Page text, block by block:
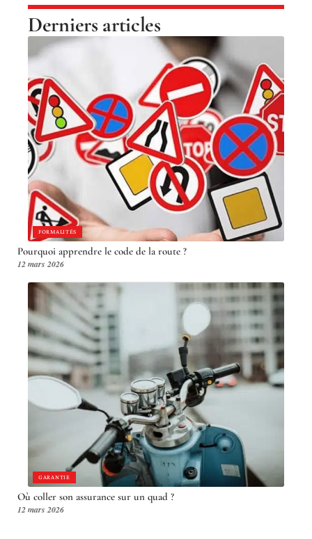
Derniers articles
FORMALITÉS
Pourquoi apprendre le code de la route ?
12 mars 2026
GARANTIE
Où coller son assurance sur un quad ?
12 mars 2026